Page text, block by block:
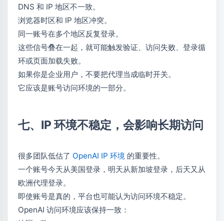
DNS 和 IP 地区不一致。
浏览器时区和 IP 地区冲突。
同一账号在多个地区反复登录。
这些信号叠在一起，就可能触发验证、访问失败、登录循
环或页面加载失败。
如果你是企业用户，不要把代理当成临时开关。
它应该是账号访问环境的一部分。
七、IP 环境不稳定，会影响长期访问
很多团队低估了 OpenAI IP 环境 的重要性。
一个账号今天从美国登录，明天从新加坡登录，后天又从
欧洲代理登录。
即使账号是真的，平台也可能认为访问环境不稳定。
OpenAI 访问环境应该保持一致：